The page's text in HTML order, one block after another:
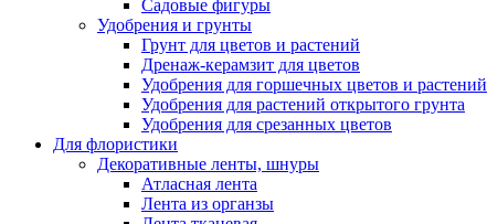
Садовые фигуры
Удобрения и грунты
Грунт для цветов и растений
Дренаж-керамзит для цветов
Удобрения для горшечных цветов и растений
Удобрения для растений открытого грунта
Удобрения для срезанных цветов
Для флористики
Декоративные ленты, шнуры
Атласная лента
Лента из органзы